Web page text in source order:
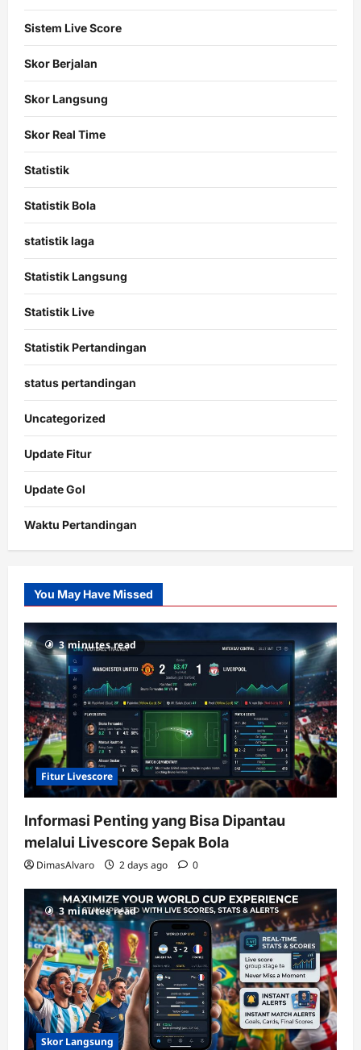
Sistem Live Score
Skor Berjalan
Skor Langsung
Skor Real Time
Statistik
Statistik Bola
statistik laga
Statistik Langsung
Statistik Live
Statistik Pertandingan
status pertandingan
Uncategorized
Update Fitur
Update Gol
Waktu Pertandingan
Slot
Gacor
RTP
terupdate
You May Have Missed
3 minutes read
Fitur Livescore
Informasi Penting yang Bisa Dipantau
melalui Livescore Sepak Bola
DimasAlvaro 2 days ago 0
3 minutes read
Skor Langsung